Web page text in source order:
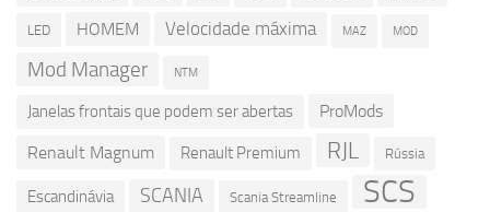
LED HOMEM Velocidade máxima MAZ MOD
Mod Manager NTM
Janelas frontais que podem ser abertas
ProMods
Renault Magnum
Renault Premium RJL Rússia
Escandinávia SCANIA Scania Streamline SCS